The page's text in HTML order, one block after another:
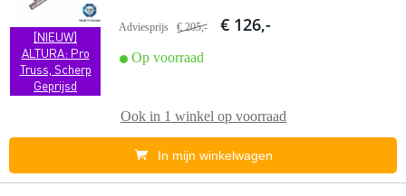
[NIEUW]
ALTURA: Pro
Truss, Scherp
Geprijsd
Adviesprijs € 205,- € 126,-
Op voorraad
Ook in 1 winkel op voorraad
In mijn winkelwagen